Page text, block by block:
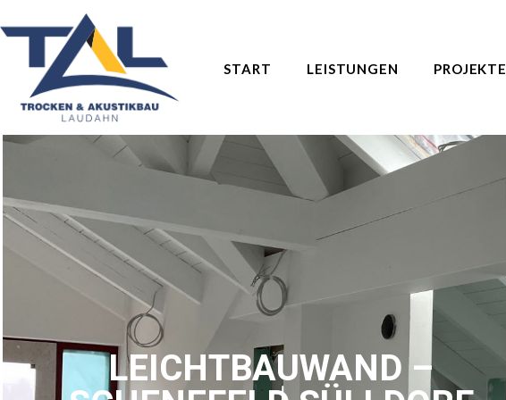
START LEISTUNGEN PROJEKTE
LEICHTBAUWAND –